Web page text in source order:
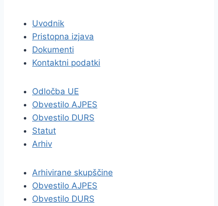
Uvodnik
Pristopna izjava
Dokumenti
Kontaktni podatki
Odločba UE
Obvestilo AJPES
Obvestilo DURS
Statut
Arhiv
Arhivirane skupščine
Obvestilo AJPES
Obvestilo DURS